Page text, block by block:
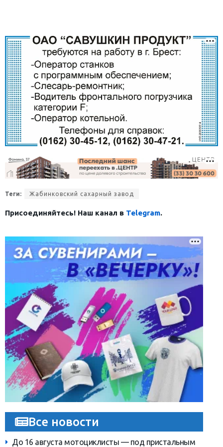
Теги: Жабинковский сахарный завод
Присоединяйтесь! Наш канал в Telegram.
Все новости
До 16 августа мотоциклисты — под пристальным